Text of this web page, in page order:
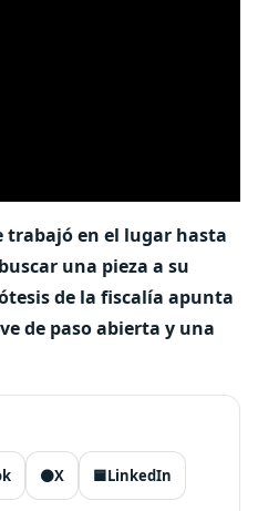
trabajó en el lugar hasta
una pieza a su
de la fiscalía apunta
de paso abierta y una
⚫X 🟦LinkedIn